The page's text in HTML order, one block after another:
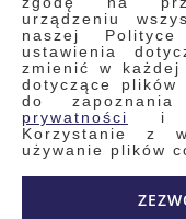
urządzeniu
naszej
ustawienia
zmienić w
dotyczące plików
do
prywatności
Korzystanie z
używanie plików
Polityka
Wyszukiwane frazy
Wyszukiwanie
Zamówienia
Skontaktuj się z
Odstąp od umowy